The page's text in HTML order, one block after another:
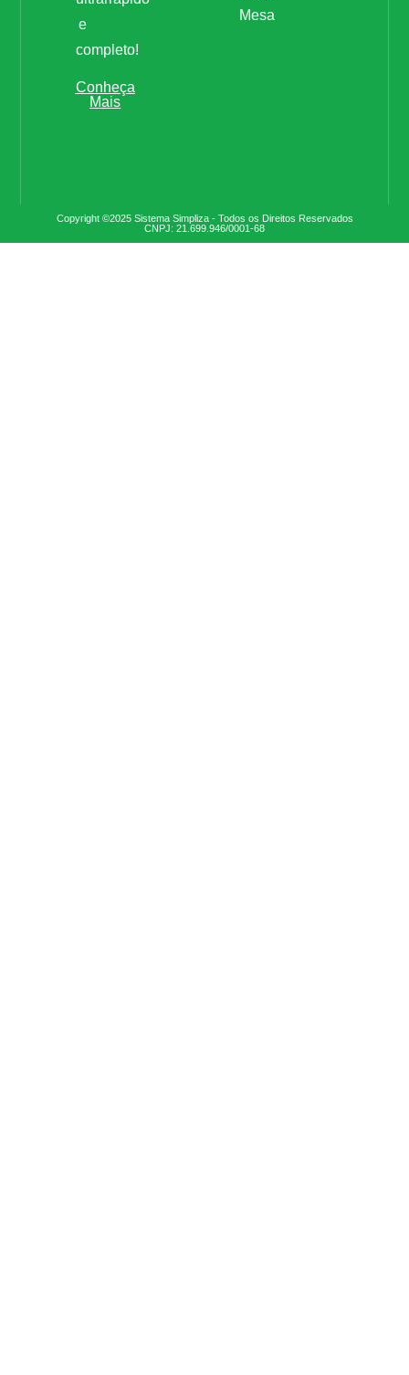
e
completo!
Conheça
Mais
Mesa
Copyright ©2025 Sistema Simpliza - Todos os Direitos Reservados
CNPJ: 21.699.946/0001-68